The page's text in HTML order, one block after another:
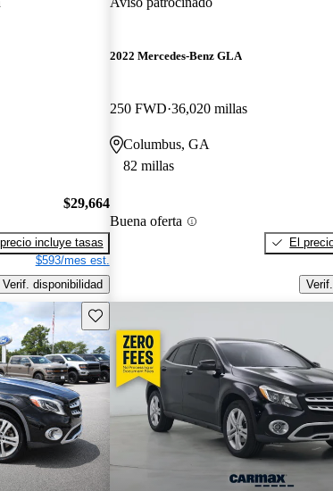
$29,664
incluye tasas
$593/mes est.
Verif. disponibilidad
2022 Mercedes-Benz GLA
250 FWD 36,020 millas
Columbus, GA
82 millas
Buena oferta
El
Guarda este Aviso